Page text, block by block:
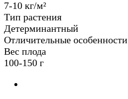
7-10 кг/м²
Тип растения
Детерминантный
Отличительные особенности
Вес плода
100-150 г